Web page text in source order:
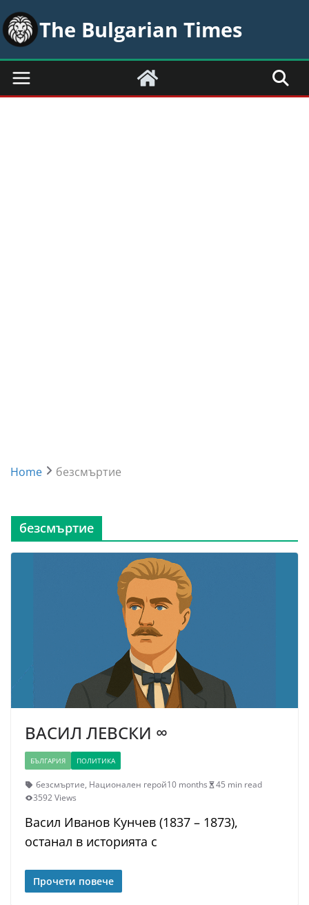
Skip
to
content
The Bulgarian Times
Home безсмъртие
безсмъртие
ВАСИЛ ЛЕВСКИ ∞
БЪЛГАРИЯ ПОЛИТИКА
безсмъртие, Национален герой10 months
45 min read
3592 Views
Васил Иванов Кунчев (1837 – 1873),
останал в историята с
Прочети повече